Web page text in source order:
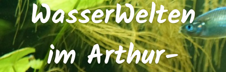
WasserWelten
im Arthur-